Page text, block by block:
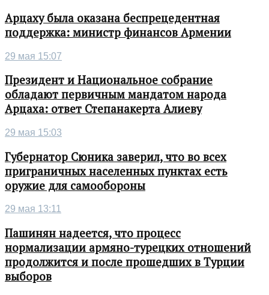
Арцаху была оказана беспрецедентная
поддержка: министр финансов Армении
29 мая 15:07
Президент и Национальное собрание
обладают первичным мандатом народа
Арцаха: ответ Степанакерта Алиеву
29 мая 15:03
Губернатор Сюника заверил, что во всех
приграничных населенных пунктах есть
оружие для самообороны
29 мая 13:11
Пашинян надеется, что процесс
нормализации армяно-турецких отношений
продолжится и после прошедших в Турции
выборов